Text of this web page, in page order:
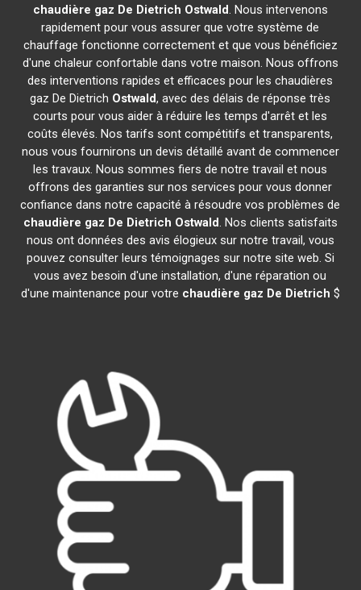
chaudière gaz De Dietrich Ostwald. Nous intervenons
rapidement pour vous assurer que votre système de
chauffage fonctionne correctement et que vous bénéficiez
d'une chaleur confortable dans votre maison. Nous offrons
des interventions rapides et efficaces pour les chaudières
gaz De Dietrich Ostwald, avec des délais de réponse très
courts pour vous aider à réduire les temps d'arrêt et les
coûts élevés. Nos tarifs sont compétitifs et transparents,
nous vous fournirons un devis détaillé avant de commencer
les travaux. Nous sommes fiers de notre travail et nous
offrons des garanties sur nos services pour vous donner
confiance dans notre capacité à résoudre vos problèmes de
chaudière gaz De Dietrich Ostwald. Nos clients satisfaits
nous ont données des avis élogieux sur notre travail, vous
pouvez consulter leurs témoignages sur notre site web. Si
vous avez besoin d'une installation, d'une réparation ou
d'une maintenance pour votre chaudière gaz De Dietrich $